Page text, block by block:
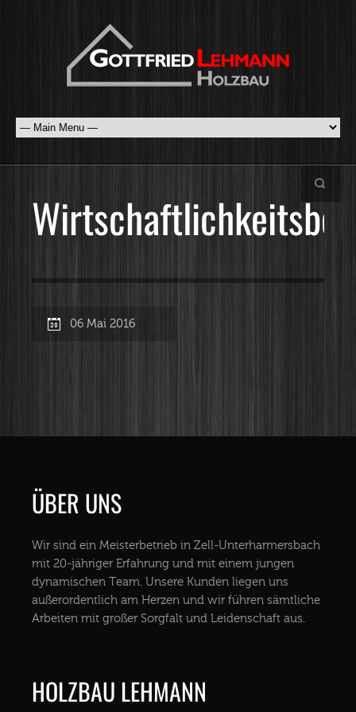
06 Mai 2016
ÜBER UNS
Wir sind ein Meisterbetrieb in Zell-Unterharmersbach
mit 20-jähriger Erfahrung und mit einem jungen
dynamischen Team. Unsere Kunden liegen uns
außerordentlich am Herzen und wir führen sämtliche
Arbeiten mit großer Sorgfalt und Leidenschaft aus.
HOLZBAU LEHMANN